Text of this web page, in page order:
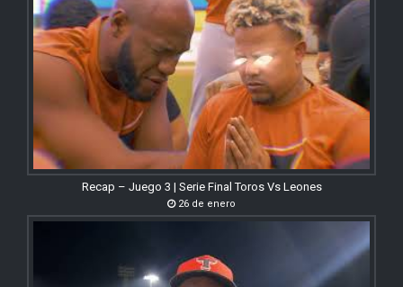
Recap – Juego 3 | Serie Final Toros Vs Leones
26 de enero